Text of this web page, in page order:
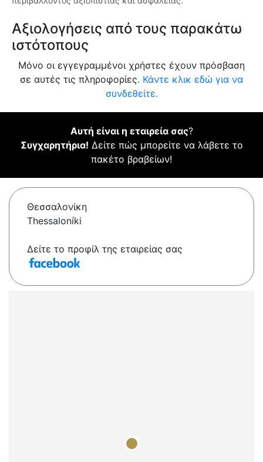
Αξιολογήσεις από τους παρακάτω
ιστότοπους
Μόνο οι εγγεγραμμένοι χρήστες έχουν πρόσβαση
σε αυτές τις πληροφορίες. Κάντε κλικ εδώ για να
συνδεθείτε.
Αυτή είναι η εταιρεία σας?
Συγχαρητήρια! Δείτε πώς μπορείτε να λάβετε το
πακέτο βραβείων!
Θεσσαλονίκη
Thessaloníki
Δείτε το προφίλ της εταιρείας σας